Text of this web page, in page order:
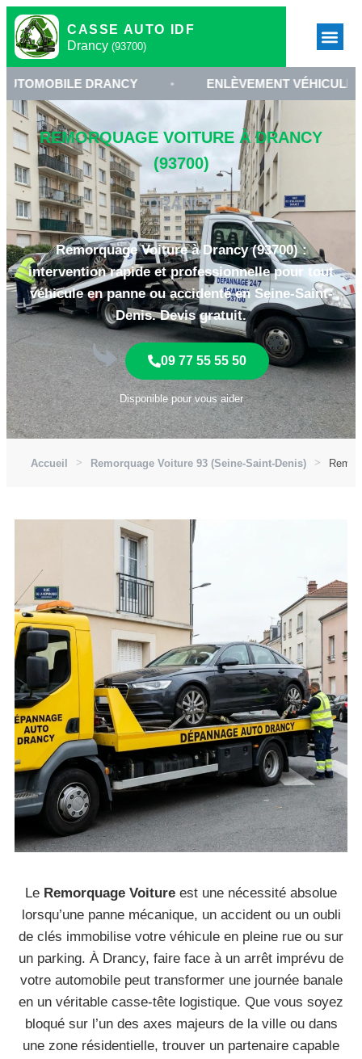
CASSE AUTO IDF
Drancy (93700)
DRANCY • ENLÈVEMENT VÉHICULE 93700
REMORQUAGE VOITURE À DRANCY
(93700)
DRANCY
Remorquage Voiture à Drancy (93700) :
intervention rapide et professionnelle pour tout
véhicule en panne ou accidenté en Seine-Saint-
Denis. Devis gratuit.
09 77 55 55 50
Disponible pour vous aider
Accueil Remorquage Voiture 93 (Seine-Saint-Denis)
Le Remorquage Voiture est une nécessité absolue
lorsqu’une panne mécanique, un accident ou un oubli
de clés immobilise votre véhicule en pleine rue ou sur
un parking. À Drancy, faire face à un arrêt imprévu de
votre automobile peut transformer une journée banale
en un véritable casse-tête logistique. Que vous soyez
bloqué sur l’un des axes majeurs de la ville ou dans
une zone résidentielle, trouver un partenaire capable